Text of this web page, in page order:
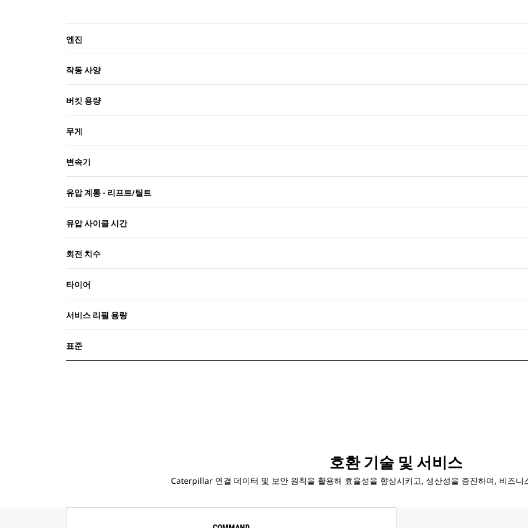
엔진
작동 사양
버킷 용량
무게
변속기
유압 계통 - 리프트/틸트
유압 사이클 시간
회전 치수
타이어
서비스 리필 용량
표준
호환 기술 및 서비스
Caterpillar 연결 데이터 및 보안 원칙을 활용해 효율성을 향상시키고, 생산성을 증진하며, 비즈니